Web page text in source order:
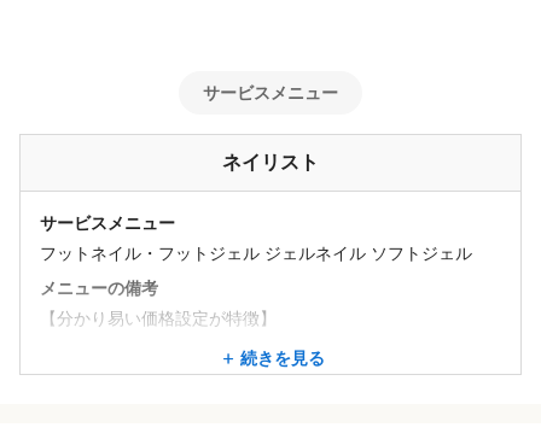
サービスメニュー
ネイリスト
サービスメニュー
フットネイル・フットジェル ジェルネイル ソフトジェル
メニューの備考
【分かり易い価格設定が特徴】
◇シンプルコース / 3,990円
続きを見る